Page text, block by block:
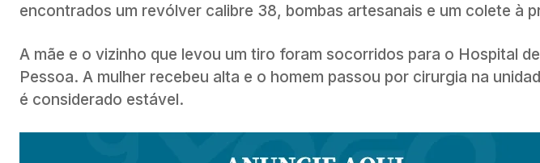
encontrados um revólver calibre 38, bombas artesanais e um colete à
A mãe e o vizinho que levou um tiro foram socorridos para o Hospital
Pessoa. A mulher recebeu alta e o homem passou por cirurgia na
é considerado estável.